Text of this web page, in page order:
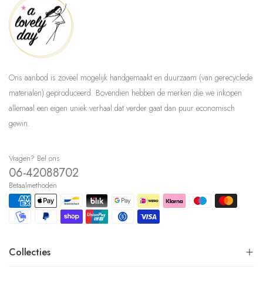
Ons aanbod is zoveel mogelijk handgemaakt en duurzaam (van gerecyclede
materialen) geproduceerd. Bovendien hebben de merken die we inkopen
allemaal een eigen uniek verhaal dat verder gaat dan puur economisch
gewin.
Vragen? Bel ons
06-42088702
Betaalmethoden
Collecties